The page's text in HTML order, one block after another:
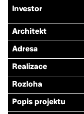
Investor
Architekt
Adresa
Realizace
Rozloha
Popis projektu